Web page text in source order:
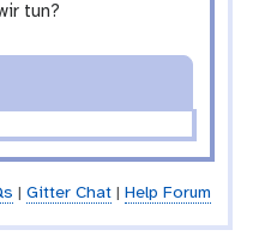
tun?
Gitter Chat| Help Forum